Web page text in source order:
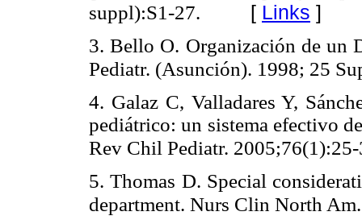
suppl):S1-27.
[ Links ]
3. Bello O. Organización de un
Pediatr. (Asunción). 1998; 25
4. Galaz C, Valladares Y,
pediátrico: un sistema efectivo
Rev Chil Pediatr.
5. Thomas D. Special
department. Nurs Clin North